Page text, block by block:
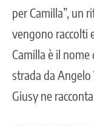
per Camilla”, un
vengono raccolti
Camilla è il
strada da Angelo
Giusy ne